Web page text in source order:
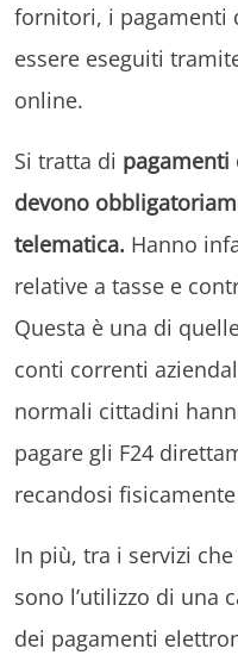
fornitori, i pagamenti
essere eseguiti
online.
Si tratta di pagamenti
devono
telematica. Hanno
relative a tasse e
Questa è una di
conti correnti
normali cittadini
pagare gli F24
recandosi
In più, tra i servizi
sono l’utilizzo di una
dei pagamenti